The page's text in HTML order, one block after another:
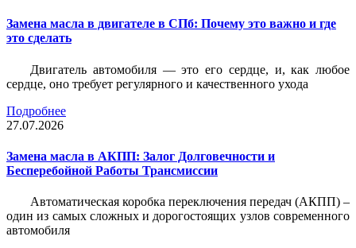
Замена масла в двигателе в СПб: Почему это важно и где
это сделать
Двигатель автомобиля — это его сердце, и, как любое
сердце, оно требует регулярного и качественного ухода
Подробнее
27.07.2026
Замена масла в АКПП: Залог Долговечности и
Бесперебойной Работы Трансмиссии
Автоматическая коробка переключения передач (АКПП) –
один из самых сложных и дорогостоящих узлов современного
автомобиля